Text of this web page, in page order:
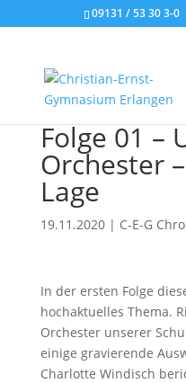
09131 / 53 30 3-0
Folge 01 –
Orchester
Lage
19.11.2020| C-E-G
In der ersten Folge
hochaktuelles Thema.
Orchester unserer
einige gravierende
Charlotte Windisch